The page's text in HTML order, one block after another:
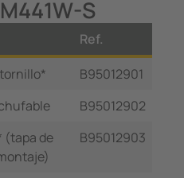
S
Ref.
B95012901
B95012902
(tapa de
B95012903